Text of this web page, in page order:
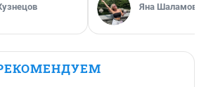
Яна Шаламова